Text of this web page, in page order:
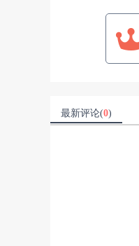
最新评论(0)